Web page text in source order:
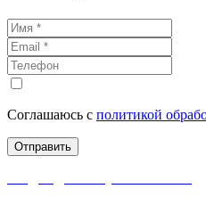
Соглашаюсь с политикой